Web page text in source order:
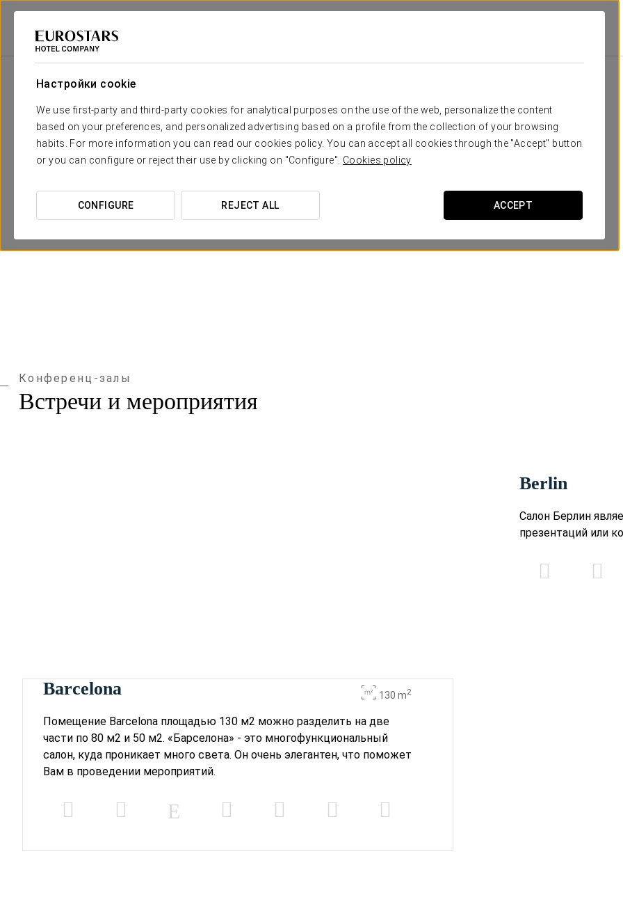
Настройки cookie
We use first-party and third-party cookies for analytical purposes on the use of the web, personalize the content
based on your preferences, and personalized advertising based on a profile from the collection of your browsing
habits. For more information you can read our cookies policy. You can accept all cookies through the "Accept" button
or you can configure or reject their use by clicking on "Configure". Cookies policy
CONFIGURE REJECT ALL ACCEPT
Ваше мероприятие в
Конференц-залы
Встречи и мероприятия
Зала
Berlin
Barcelona 130 m2 x 70 80 60
Franziskaner 250 m 2 x 140 200 120
Berlin
Салон Берлин
презентаций или
Barcelona 130 m2
Помещение Barcelona площадью 130 м2 можно разделить на две
части по 80 м2 и 50 м2. «Барселона» - это многофункциональный
салон, куда проникает много света. Он очень элегантен, что поможет
Вам в проведении мероприятий.